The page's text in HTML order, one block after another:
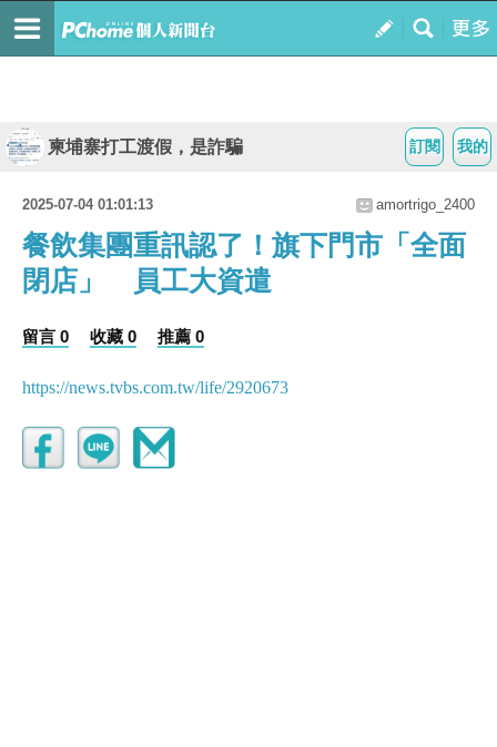
我的
訂閱
柬埔寨打工渡假，是詐騙
2025-07-04 01:01:13 amortrigo_2400
餐飲集團重訊認了！旗下門市「全面
閉店」 員工大資遣
留言 0 收藏 0 推薦 0
https://news.tvbs.com.tw/life/2920673